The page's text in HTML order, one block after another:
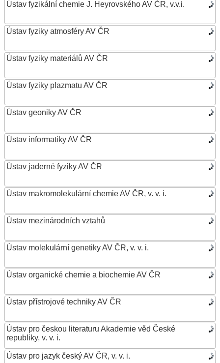
Ústav fyzikální chemie J. Heyrovského AV ČR, v.v.i.
Ústav fyziky atmosféry AV ČR
Ústav fyziky materiálů AV ČR
Ústav fyziky plazmatu AV ČR
Ústav geoniky AV ČR
Ústav informatiky AV ČR
Ústav jaderné fyziky AV ČR
Ústav makromolekulární chemie AV ČR, v. v. i.
Ústav mezinárodních vztahů
Ústav molekulární genetiky AV ČR, v. v. i.
Ústav organické chemie a biochemie AV ČR
Ústav přístrojové techniky AV ČR
Ústav pro českou literaturu Akademie věd České
republiky, v. v. i.
Ústav pro jazyk český AV ČR, v. v. i.